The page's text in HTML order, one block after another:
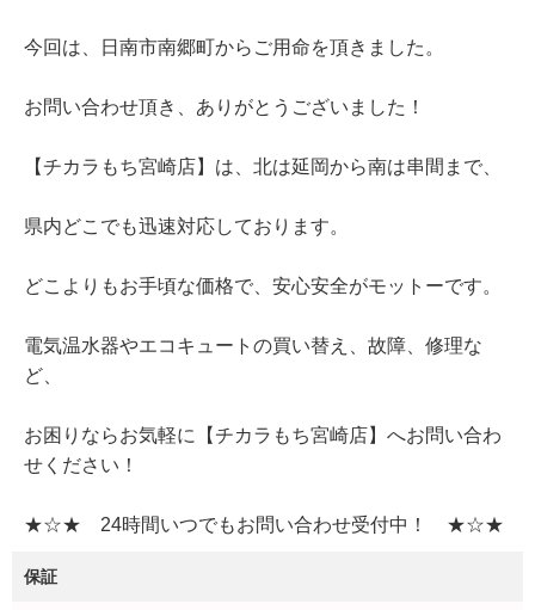
今回は、日南市南郷町からご用命を頂きました。
お問い合わせ頂き、ありがとうございました！
【チカラもち宮崎店】は、北は延岡から南は串間まで、
県内どこでも迅速対応しております。
どこよりもお手頃な価格で、安心安全がモットーです。
電気温水器やエコキュートの買い替え、故障、修理な
ど、
お困りならお気軽に【チカラもち宮崎店】へお問い合わ
せください！
★☆★ 24時間いつでもお問い合わせ受付中！ ★☆★
保証